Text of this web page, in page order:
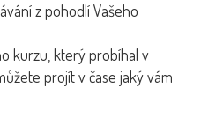
z pohodlí Vašeho
kurzu, který probíhal v
projít v čase jaký vám